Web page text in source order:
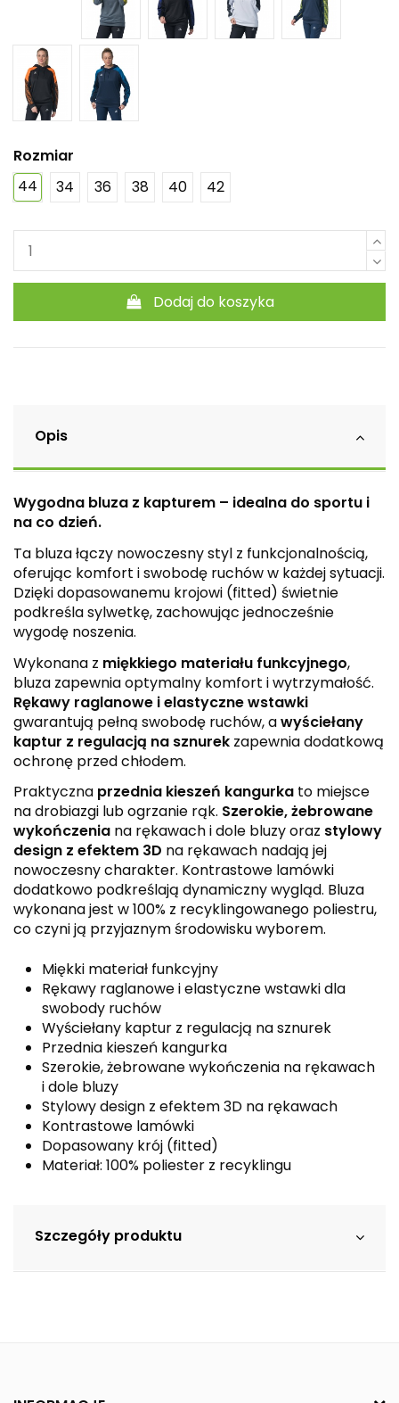
Rozmiar
44
34 36 38 40 42
Dodaj do koszyka
Opis
Wygodna bluza z kapturem – idealna do sportu i
na co dzień.
Ta bluza łączy nowoczesny styl z funkcjonalnością,
oferując komfort i swobodę ruchów w każdej sytuacji.
Dzięki dopasowanemu krojowi (fitted) świetnie
podkreśla sylwetkę, zachowując jednocześnie
wygodę noszenia.
Wykonana z miękkiego materiału funkcyjnego,
bluza zapewnia optymalny komfort i wytrzymałość.
Rękawy raglanowe i elastyczne wstawki
gwarantują pełną swobodę ruchów, awyściełany
kaptur z regulacją na sznurek zapewnia dodatkową
ochronę przed chłodem.
Praktyczna przednia kieszeń kangurka to miejsce
na drobiazgi lub ogrzanie rąk. Szerokie, żebrowane
wykończenia na rękawach i dole bluzy oraz stylowy
design z efektem 3D na rękawach nadają jej
nowoczesny charakter. Kontrastowe lamówki
dodatkowo podkreślają dynamiczny wygląd. Bluza
wykonana jest w 100% z recyklingowanego poliestru,
co czyni ją przyjaznym środowisku wyborem.
Miękki materiał funkcyjny
Rękawy raglanowe i elastyczne wstawki dla
swobody ruchów
Wyściełany kaptur z regulacją na sznurek
Przednia kieszeń kangurka
Szerokie, żebrowane wykończenia na rękawach
i dole bluzy
Stylowy design z efektem 3D na rękawach
Kontrastowe lamówki
Dopasowany krój (fitted)
Materiał: 100% poliester z recyklingu
Szczegóły produktu